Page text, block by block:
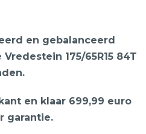
en gebalanceerd
175/65R15 84T
en klaar 699,99 euro
garantie.